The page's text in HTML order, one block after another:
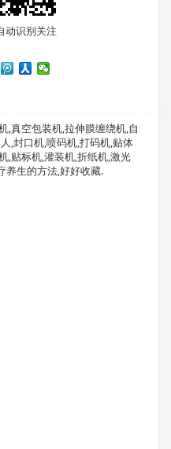
动识别关注
,真空包装机,拉伸膜缠绕机,自
,封口机,喷码机,打码机,贴体
,贴标机,灌装机,折纸机,激光
养生的方法,好好收藏.